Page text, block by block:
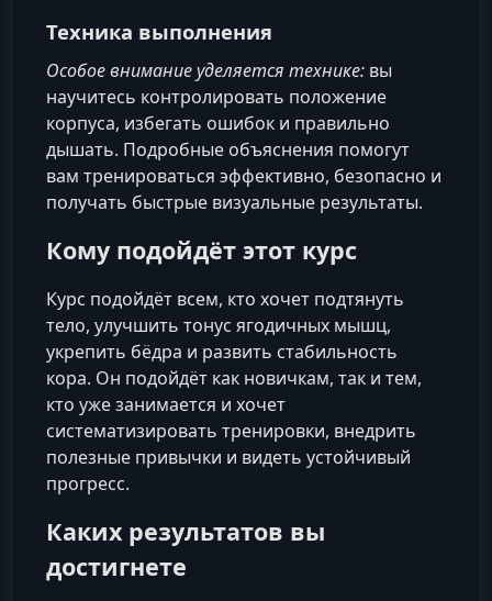
Техника выполнения
Особое внимание уделяется технике: вы
научитесь контролировать положение
корпуса, избегать ошибок и правильно
дышать. Подробные объяснения помогут
вам тренироваться эффективно, безопасно и
получать быстрые визуальные результаты.
Кому подойдёт этот курс
Курс подойдёт всем, кто хочет подтянуть
тело, улучшить тонус ягодичных мышц,
укрепить бёдра и развить стабильность
кора. Он подойдёт как новичкам, так и тем,
кто уже занимается и хочет
систематизировать тренировки, внедрить
полезные привычки и видеть устойчивый
прогресс.
Каких результатов вы
достигнете